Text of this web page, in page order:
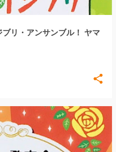
リ・アンサンブル！ ヤマ